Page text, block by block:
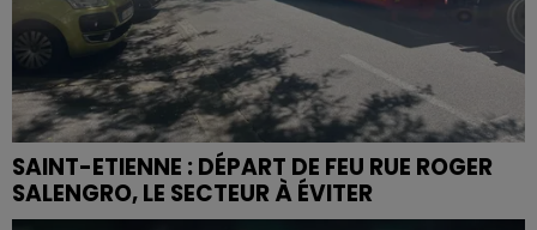
SAINT-ETIENNE : DÉPART DE FEU RUE ROGER
SALENGRO, LE SECTEUR À ÉVITER